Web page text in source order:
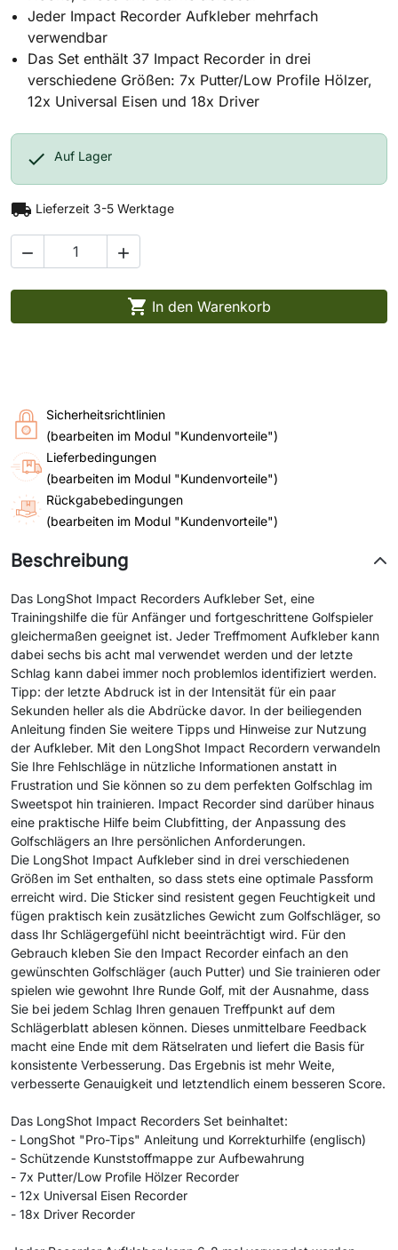
Jeder Impact Recorder Aufkleber mehrfach
verwendbar
Das Set enthält 37 Impact Recorder in drei
verschiedene Größen: 7x Putter/Low Profile Hölzer,
12x Universal Eisen und 18x Driver
 Auf Lager
local_shipping Lieferzeit 3-5 Werktage
 
 In den Warenkorb
Sicherheitsrichtlinien
(bearbeiten im Modul "Kundenvorteile")
Lieferbedingungen
(bearbeiten im Modul "Kundenvorteile")
Rückgabebedingungen
(bearbeiten im Modul "Kundenvorteile")
Beschreibung
Das LongShot Impact Recorders Aufkleber Set, eine
Trainingshilfe die für Anfänger und fortgeschrittene Golfspieler
gleichermaßen geeignet ist. Jeder Treffmoment Aufkleber kann
dabei sechs bis acht mal verwendet werden und der letzte
Schlag kann dabei immer noch problemlos identifiziert werden.
Tipp: der letzte Abdruck ist in der Intensität für ein paar
Sekunden heller als die Abdrücke davor. In der beiliegenden
Anleitung finden Sie weitere Tipps und Hinweise zur Nutzung
der Aufkleber. Mit den LongShot Impact Recordern verwandeln
Sie Ihre Fehlschläge in nützliche Informationen anstatt in
Frustration und Sie können so zu dem perfekten Golfschlag im
Sweetspot hin trainieren. Impact Recorder sind darüber hinaus
eine praktische Hilfe beim Clubfitting, der Anpassung des
Golfschlägers an Ihre persönlichen Anforderungen.
Die LongShot Impact Aufkleber sind in drei verschiedenen
Größen im Set enthalten, so dass stets eine optimale Passform
erreicht wird. Die Sticker sind resistent gegen Feuchtigkeit und
fügen praktisch kein zusätzliches Gewicht zum Golfschläger, so
dass Ihr Schlägergefühl nicht beeinträchtigt wird. Für den
Gebrauch kleben Sie den Impact Recorder einfach an den
gewünschten Golfschläger (auch Putter) und Sie trainieren oder
spielen wie gewohnt Ihre Runde Golf, mit der Ausnahme, dass
Sie bei jedem Schlag Ihren genauen Treffpunkt auf dem
Schlägerblatt ablesen können. Dieses unmittelbare Feedback
macht eine Ende mit dem Rätselraten und liefert die Basis für
konsistente Verbesserung. Das Ergebnis ist mehr Weite,
verbesserte Genauigkeit und letztendlich einem besseren Score.
Das LongShot Impact Recorders Set beinhaltet:
- LongShot "Pro-Tips" Anleitung und Korrekturhilfe (englisch)
- Schützende Kunststoffmappe zur Aufbewahrung
- 7x Putter/Low Profile Hölzer Recorder
- 12x Universal Eisen Recorder
- 18x Driver Recorder